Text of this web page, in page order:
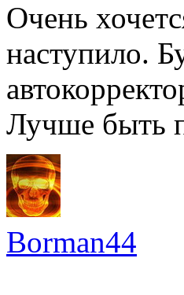
Очень
наступило.
Лучше быть
Borman44